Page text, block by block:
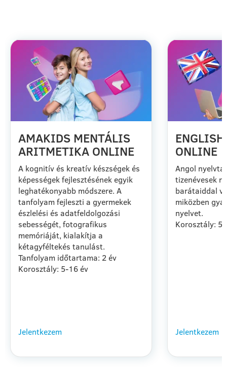
AMAKIDS MENTÁLIS
ARITMETIKA ONLINE
A kognitív és kreatív készségek és
képességek fejlesztésének egyik
leghatékonyabb módszere. A
tanfolyam fejleszti a gyermekek
észlelési és adatfeldolgozási
sebességét, fotografikus
memóriáját, kialakítja a
kétagyféltekés tanulást.
Tanfolyam időtartama: 2 év
Korosztály: 5-16 év
Jelentkezem
ONLINE
Angol
tizenévesek
barátaiddal
miközben
nyelvet.
Korosztály:
Jelentkezem